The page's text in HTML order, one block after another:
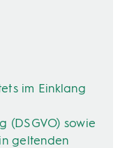
im Einklang
(DSGVO) sowie
geltenden